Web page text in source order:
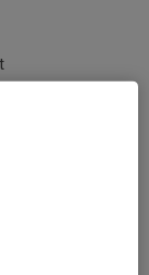
gjort detta